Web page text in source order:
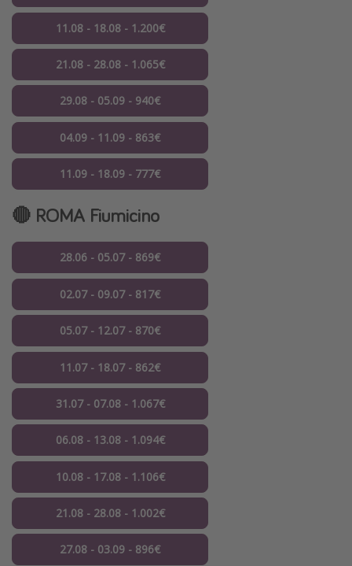
11.08 - 18.08 - 1.200€
21.08 - 28.08 - 1.065€
29.08 - 05.09 - 940€
04.09 - 11.09 - 863€
11.09 - 18.09 - 777€
🔴 ROMA Fiumicino
28.06 - 05.07 - 869€
02.07 - 09.07 - 817€
05.07 - 12.07 - 870€
11.07 - 18.07 - 862€
31.07 - 07.08 - 1.067€
06.08 - 13.08 - 1.094€
10.08 - 17.08 - 1.106€
21.08 - 28.08 - 1.002€
27.08 - 03.09 - 896€